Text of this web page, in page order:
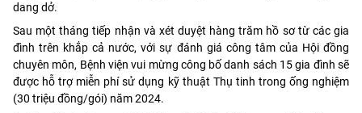
dang dở.
Sau một tháng tiếp nhận và xét duyệt hàng trăm hồ sơ từ các gia
đình trên khắp cả nước, với sự đánh giá công tâm của Hội đồng
chuyên môn, Bệnh viện vui mừng công bố danh sách 15 gia đình sẽ
được hỗ trợ miễn phí sử dụng kỹ thuật Thụ tinh trong ống nghiệm
(30 triệu đồng/gói) năm 2024.